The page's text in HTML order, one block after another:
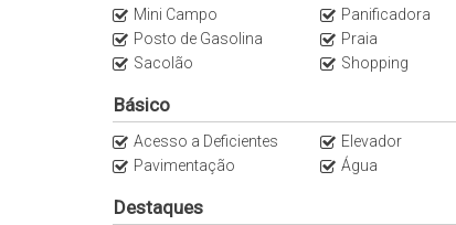
Mini Campo
Panificadora
Posto de Gasolina
Praia
Sacolão
Shopping
Básico
Acesso a Deficientes Elevador
Pavimentação
Água
Destaques